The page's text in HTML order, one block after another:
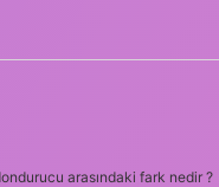
arasındaki fark nedir ?